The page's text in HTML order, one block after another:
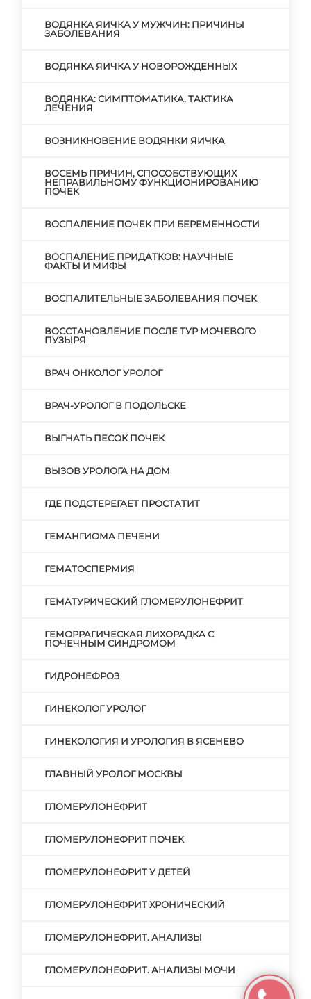
ВОДЯНКА ЯИЧКА У МУЖЧИН: ПРИЧИНЫ
ЗАБОЛЕВАНИЯ
ВОДЯНКА ЯИЧКА У НОВОРОЖДЕННЫХ
ВОДЯНКА: СИМПТОМАТИКА, ТАКТИКА
ЛЕЧЕНИЯ
ВОЗНИКНОВЕНИЕ ВОДЯНКИ ЯИЧКА
ВОСЕМЬ ПРИЧИН, СПОСОБСТВУЮЩИХ
НЕПРАВИЛЬНОМУ ФУНКЦИОНИРОВАНИЮ
ПОЧЕК
ВОСПАЛЕНИЕ ПОЧЕК ПРИ БЕРЕМЕННОСТИ
ВОСПАЛЕНИЕ ПРИДАТКОВ: НАУЧНЫЕ
ФАКТЫ И МИФЫ
ВОСПАЛИТЕЛЬНЫЕ ЗАБОЛЕВАНИЯ ПОЧЕК
ВОССТАНОВЛЕНИЕ ПОСЛЕ ТУР МОЧЕВОГО
ПУЗЫРЯ
ВРАЧ ОНКОЛОГ УРОЛОГ
ВРАЧ-УРОЛОГ В ПОДОЛЬСКЕ
ВЫГНАТЬ ПЕСОК ПОЧЕК
ВЫЗОВ УРОЛОГА НА ДОМ
ГДЕ ПОДСТЕРЕГАЕТ ПРОСТАТИТ
ГЕМАНГИОМА ПЕЧЕНИ
ГЕМАТОСПЕРМИЯ
ГЕМАТУРИЧЕСКИЙ ГЛОМЕРУЛОНЕФРИТ
ГЕМОРРАГИЧЕСКАЯ ЛИХОРАДКА С
ПОЧЕЧНЫМ СИНДРОМОМ
ГИДРОНЕФРОЗ
ГИНЕКОЛОГ УРОЛОГ
ГИНЕКОЛОГИЯ И УРОЛОГИЯ В ЯСЕНЕВО
ГЛАВНЫЙ УРОЛОГ МОСКВЫ
ГЛОМЕРУЛОНЕФРИТ
ГЛОМЕРУЛОНЕФРИТ ПОЧЕК
ГЛОМЕРУЛОНЕФРИТ У ДЕТЕЙ
ГЛОМЕРУЛОНЕФРИТ ХРОНИЧЕСКИЙ
ГЛОМЕРУЛОНЕФРИТ. АНАЛИЗЫ
ГЛОМЕРУЛОНЕФРИТ. АНАЛИЗЫ МОЧИ